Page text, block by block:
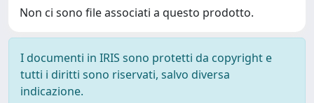
Non ci sono file associati a questo prodotto.
I documenti in IRIS sono protetti da copyright e
tutti i diritti sono riservati, salvo diversa
indicazione.